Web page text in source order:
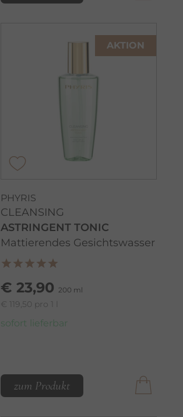
AKTION
PHYRIS
CLEANSING
ASTRINGENT TONIC
Mattierendes Gesichtswasser
€ 23,90 200 ml
€ 119,50 pro 1 l
sofort lieferbar
zum Produkt